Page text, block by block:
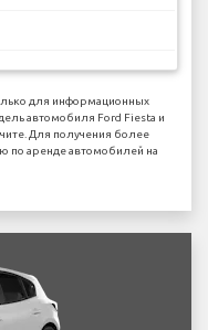
для информационных
автомобиля Ford Fiesta и
Для получения более
по аренде автомобилей на